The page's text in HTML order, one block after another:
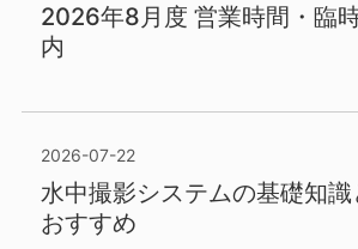
2026年8月度 営業時間・臨
内
2026-07-22
水中撮影システムの基礎知
おすすめ